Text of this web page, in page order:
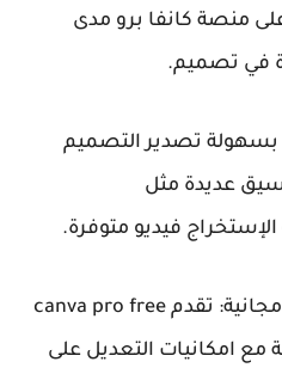
منصة كانفا برو مدى
في تصميم.
بسهولة تصدير التصميم
عديدة مثل
6 . نسخة مدفوعة ونسخة مجانية: تقدم canva pro free
امكانيات التعديل على